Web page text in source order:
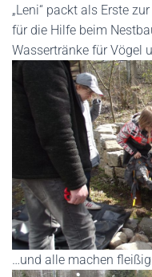
„Leni“ packt als Erste
für die Hilfe beim
Wassertränke für Vögel
…und alle machen